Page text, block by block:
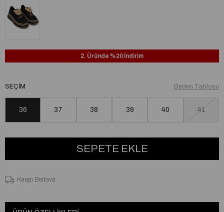
2. Üründe %20 İndirim
Beden Tablosu
SEÇIM
36 37 38 39 40 41
Kargo Bedava